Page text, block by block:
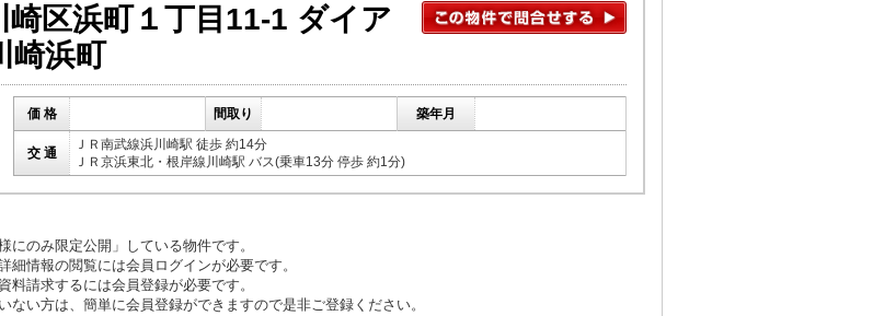
崎区浜町１丁目11-1 ダイア
崎浜町
価 格 間取り 築年月
交 通
ＪＲ南武線浜川崎駅 徒歩 約14分
ＪＲ京浜東北・根岸線川崎駅 バス(乗車13分 停歩 約1分)
にのみ限定公開」している物件です。
細情報の閲覧には会員ログインが必要です。
料請求するには会員登録が必要です。
ない方は、簡単に会員登録ができますので是非ご登録ください。